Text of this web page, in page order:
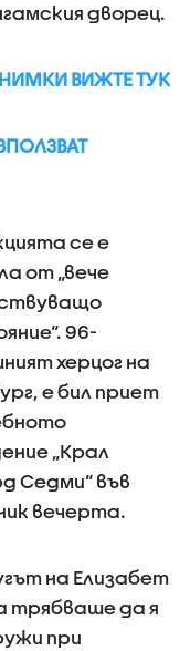
дворец.
ВИЖТЕ ТУК
се е
от „вече
96-
херцог на
е бил приет
„Крал
Седми“ във
вечерта.
на Елизабет
трябваше да я
при